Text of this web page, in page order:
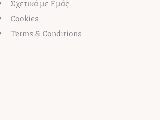
Σχετικά με Εμάς
Cookies
Terms & Conditions